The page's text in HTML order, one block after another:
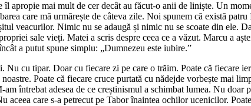
apropie mai mult de cer decât au făcut-o anii de liniște. Un
care mă urmărește de câteva zile. Noi spunem că există
veacurilor. Nimic nu se adaugă și nimic nu se scoate din ele.
sale vieți. Matei a scris despre ceea ce a văzut. Marcu a
a putut spune simplu: „Dumnezeu este iubire.”
cu tipar. Doar cu fiecare zi pe care o trăim. Poate că fiecare
Poate că fiecare cruce purtată cu nădejde vorbește mai
întrebat adesea de ce creștinismul a schimbat lumea. Nu doar
aceea care s-a petrecut pe Tabor înaintea ochilor ucenicilor.